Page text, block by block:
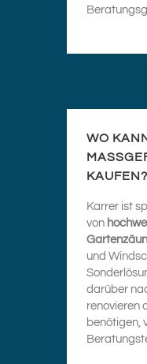
WO
AUFEN?
Karrer ist
von
und
darüber
renovieren
benötigen,